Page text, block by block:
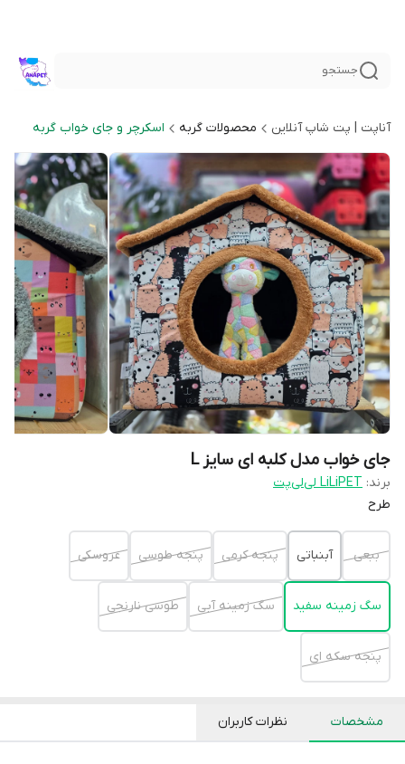
جستجو
آناپت | پت شاپ آنلاین محصولات گربه اسکرچر و جای خواب گربه
جای خواب مدل کلبه ای سایز L
برند: LiLiPET لی‌لی‌پت
طرح
ببعی آبنباتی پنجه کرمی پنجه طوسی عروسکی
سگ زمینه سفید سگ زمینه آبی طوسی نارنجی
پنجه سکه ای
مشخصات نظرات کاربران